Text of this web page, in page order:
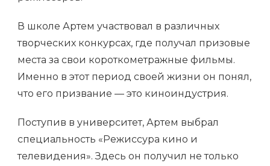
В школе Артем участвовал в различных
творческих конкурсах, где получал призовые
места за свои короткометражные фильмы.
Именно в этот период своей жизни он понял,
что его призвание — это киноиндустрия.
Поступив в университет, Артем выбрал
специальность «Режиссура кино и
телевидения». Здесь он получил не только